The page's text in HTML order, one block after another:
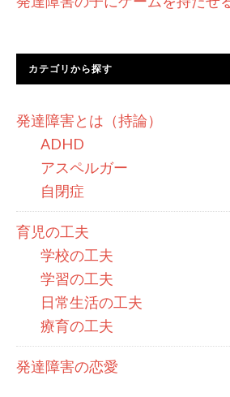
カテゴリから探す
発達障害とは（持論）
ADHD
アスペルガー
自閉症
育児の工夫
学校の工夫
学習の工夫
日常生活の工夫
療育の工夫
発達障害の恋愛